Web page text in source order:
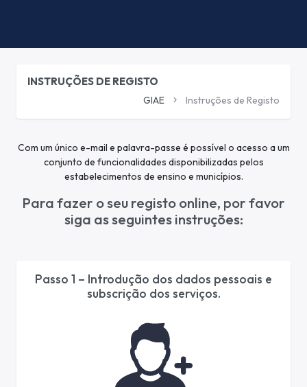
INSTRUÇÕES DE REGISTO
GIAE Instruções de Registo
Com um único e-mail e palavra-passe é possível o acesso a um
conjunto de funcionalidades disponibilizadas pelos
estabelecimentos de ensino e municípios.
Para fazer o seu registo online, por favor
siga as seguintes instruções:
Passo 1 – Introdução dos dados pessoais e
subscrição dos serviços.